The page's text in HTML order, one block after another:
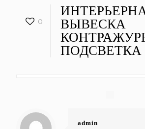
0
ВЫВЕСКА
ПОДСВЕТКА
admin